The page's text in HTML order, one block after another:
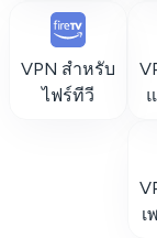
VPN สำหรับ
ไฟร์ทีวี
เ